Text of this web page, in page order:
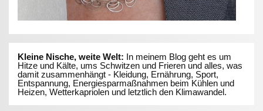
Kleine Nische, weite Welt: In meinem Blog geht es um
Hitze und Kälte, ums Schwitzen und Frieren und alles, was
damit zusammenhängt - Kleidung, Ernährung, Sport,
Entspannung, Energiesparmaßnahmen beim Kühlen und
Heizen, Wetterkapriolen und letztlich den Klimawandel.